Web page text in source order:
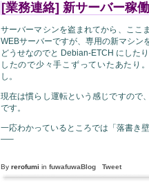
[業務連絡] 新サーバー稼
サーバーマシンを盗まれてから、ここ
WEBサーバーですが、専用の新マシン
どうせなのでと Debian-ETCH にした
したので少々手こずっていたあたり
し。
現在は慣らし運転という感じですので
です。
一応わかっているところでは「落書き
—–
By rerofumi in fuwafuwaBlog Tweet